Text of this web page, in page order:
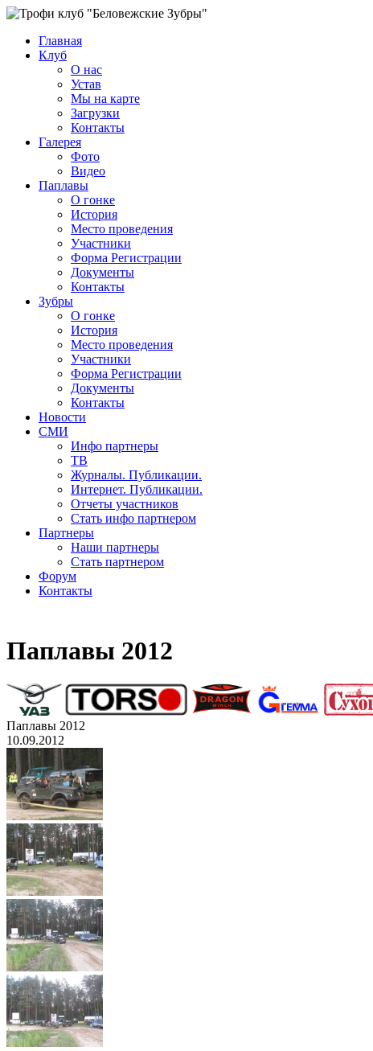
Главная
Клуб
О нас
Устав
Мы на карте
Загрузки
Контакты
Галерея
Фото
Видео
Паплавы
О гонке
История
Место проведения
Участники
Форма Регистрации
Документы
Контакты
Зубры
О гонке
История
Место проведения
Участники
Форма Регистрации
Документы
Контакты
Новости
СМИ
Инфо партнеры
ТВ
Журналы. Публикации.
Интернет. Публикации.
Отчеты участников
Стать инфо партнером
Партнеры
Наши партнеры
Стать партнером
Форум
Контакты
Паплавы 2012
Паплавы 2012
10.09.2012